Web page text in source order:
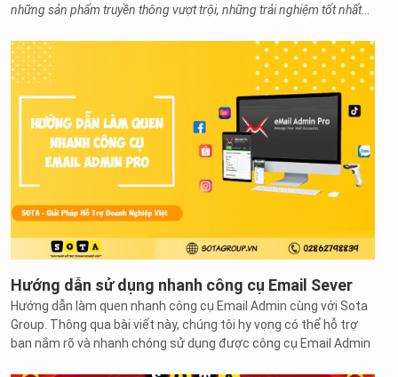
những sản phẩm truyền thông vượt trội, những trải nghiệm tốt nhất
Hướng dẫn sử dụng nhanh công cụ Email Sever
Hướng dẫn làm quen nhanh công cụ Email Admin cùng với Sota
Group. Thông qua bài viết này, chúng tôi hy vọng có thể hỗ trợ
bạn nắm rõ và nhanh chóng sử dụng được công cụ Email Admin